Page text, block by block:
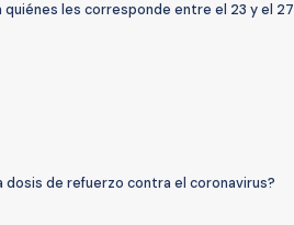
quiénes les corresponde entre el 23 y el 27
dosis de refuerzo contra el coronavirus?